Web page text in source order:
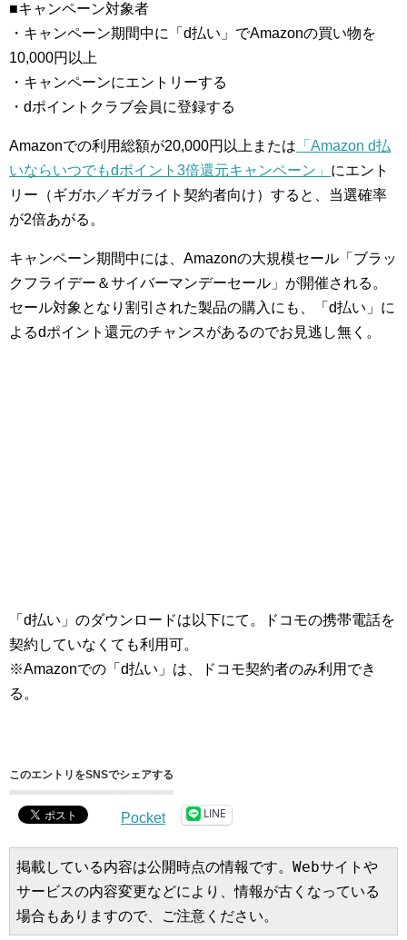
■キャンペーン対象者
・キャンペーン期間中に「d払い」でAmazonの買い物を
10,000円以上
・キャンペーンにエントリーする
・dポイントクラブ会員に登録する
Amazonでの利用総額が20,000円以上または 「Amazon d払
いならいつでもdポイント3倍還元キャンペーン」 にエント
リー（ギガホ／ギガライト契約者向け）すると、当選確率
が2倍あがる。
キャンペーン期間中には、Amazonの大規模セール「ブラッ
クフライデー＆サイバーマンデーセール」が開催される。
セール対象となり割引された製品の購入にも、「d払い」に
よるdポイント還元のチャンスがあるのでお見逃し無く。
「d払い」のダウンロードは以下にて。ドコモの携帯電話を
契約していなくても利用可。
※Amazonでの「d払い」は、ドコモ契約者のみ利用でき
る。
このエントリをSNSでシェアする
Pocket LINE
掲載している内容は公開時点の情報です。Webサイトや
サービスの内容変更などにより、情報が古くなっている
場合もありますので、ご注意ください。